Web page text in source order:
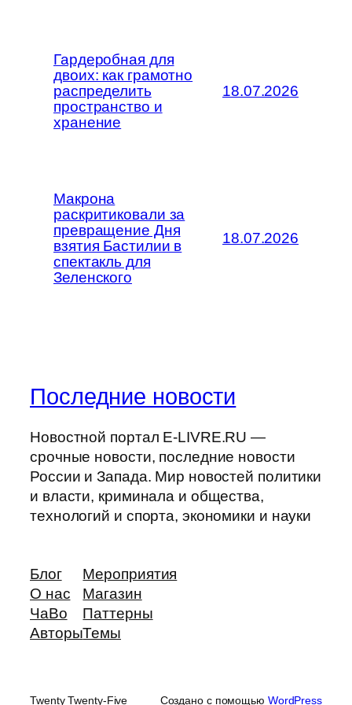
Гардеробная для
двоих: как грамотно
распределить
пространство и
хранение
18.07.2026
Макрона
раскритиковали за
превращение Дня
взятия Бастилии в
спектакль для
Зеленского
18.07.2026
Последние новости
Новостной портал E-LIVRE.RU —
срочные новости, последние новости
России и Запада. Мир новостей политики
и власти, криминала и общества,
технологий и спорта, экономики и науки
Блог
О нас
ЧаВо
Авторы
Мероприятия
Магазин
Паттерны
Темы
Twenty Twenty-Five Создано с помощью WordPress